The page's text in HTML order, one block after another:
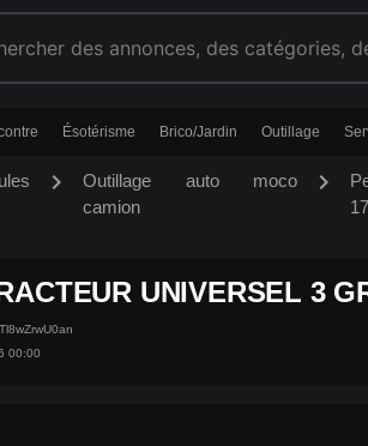
Ésotérisme Brico/Jardin Outillage
chevron_right
Outillage auto moco
camion
chevron_right
UNIVERSEL 3
00:00